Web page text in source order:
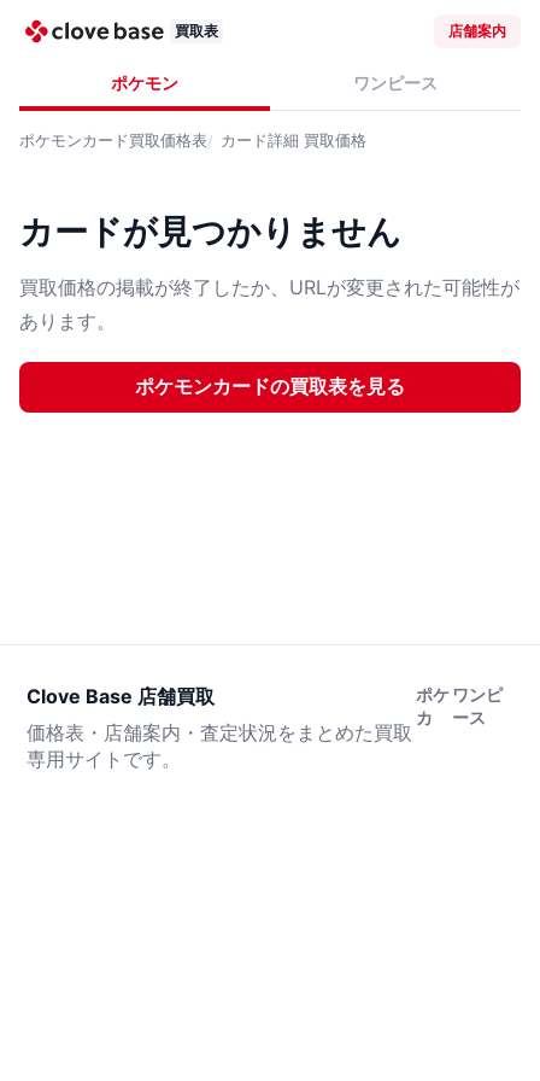
買取表 店舗案内
ポケモン ワンピース
ポケモンカード買取価格表 カード詳細 買取価格
カードが見つかりません
買取価格の掲載が終了したか、URLが変更された可能性が
あります。
ポケモンカードの買取表を見る
Clove Base 店舗買取
価格表・店舗案内・査定状況をまとめた買取
専用サイトです。
ポケ
カ
ワンピ
ース